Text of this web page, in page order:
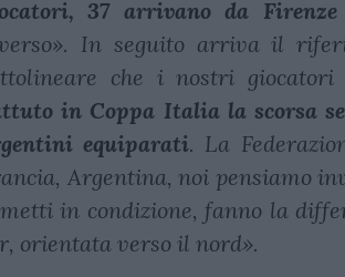
37 arrivano da
In seguito arriva il
che i nostri
in Coppa Italia la scorsa
equiparati. La
Argentina, noi pensiamo
in condizione, fanno la
orientata verso il nord».